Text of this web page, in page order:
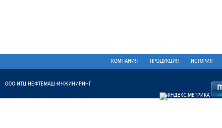
КОМПАНИЯ ПРОДУКЦИЯ ИСТОРИЯ
ООО ИТЦ НЕФТЕМАШ-ИНЖИНИРИНГ